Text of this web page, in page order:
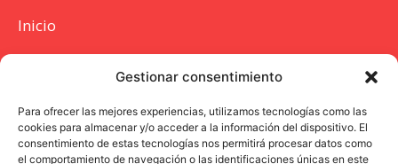
Gestionar consentimiento
Para ofrecer las mejores experiencias, utilizamos tecnologías como las
cookies para almacenar y/o acceder a la información del dispositivo. El
consentimiento de estas tecnologías nos permitirá procesar datos como
el comportamiento de navegación o las identificaciones únicas en este
Inicio
Actualidad
Colaboración